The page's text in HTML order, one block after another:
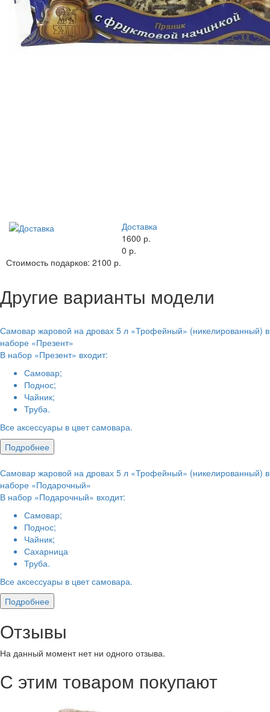
Доставка
1600 р.
0 р.
Стоимость подарков: 2100 р.
Другие варианты модели
Самовар жаровой на дровах 5 л «Трофейный» (никелированный) в
наборе «Презент»
В набор «Презент» входит:
Самовар;
Поднос;
Чайник;
Труба.
Все аксессуары в цвет самовара.
Подробнее
Самовар жаровой на дровах 5 л «Трофейный» (никелированный) в
наборе «Подарочный»
В набор «Подарочный» входит:
Самовар;
Поднос;
Чайник;
Сахарница
Труба.
Все аксессуары в цвет самовара.
Подробнее
Отзывы
На данный момент нет ни одного отзыва.
С этим товаром покупают